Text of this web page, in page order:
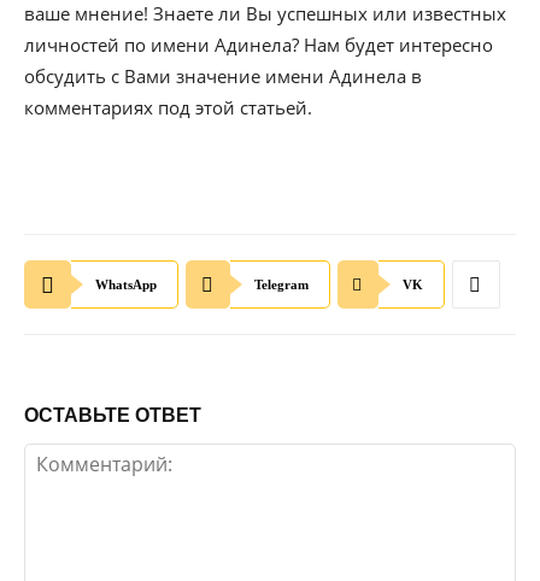
ваше мнение! Знаете ли Вы успешных или известных
личностей по имени Адинела? Нам будет интересно
обсудить с Вами значение имени Адинела в
комментариях под этой статьей.
WhatsApp Telegram VK
ОСТАВЬТЕ ОТВЕТ